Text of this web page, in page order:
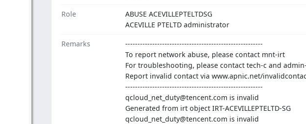
Role
ABUSE ACEVILLEPTELTDSG
ACEVILLE PTELTD administrator
Remarks
--------------------------------------------------------
To report network abuse, please contact mnt-irt
For troubleshooting, please contact tech-c and
Report invalid contact via www.apnic.net/
--------------------------------------------------------
qcloud_net_duty@tencent.com is invalid
Generated from irt object IRT-ACEVILLEPTELTD-SG
qcloud_net_duty@tencent.com is invalid